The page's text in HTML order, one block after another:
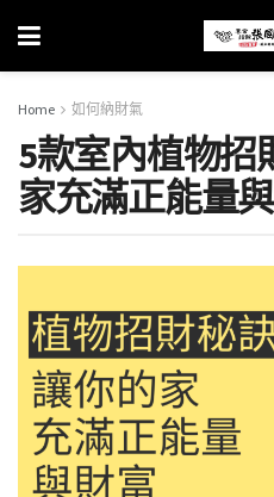
Home 如何納財氣
5款室內植物招
家充滿正能量